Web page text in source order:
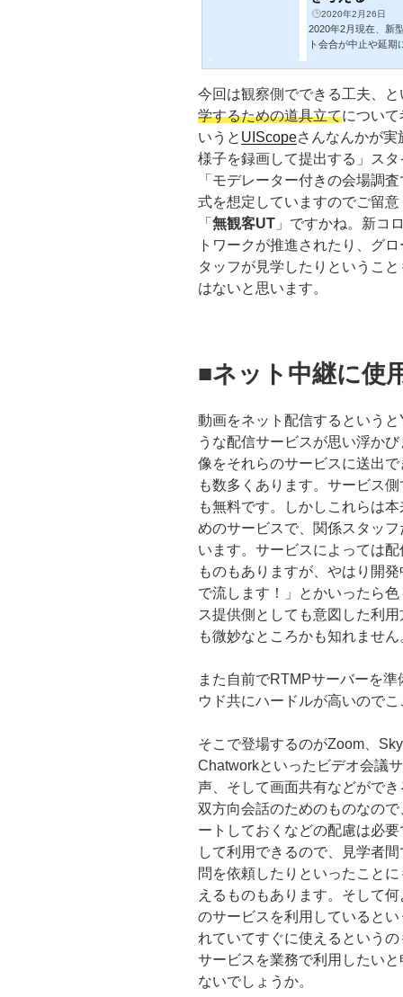
2020年2月26日
2020年2月現在、新
ト会合が中止や延
れれば良いのですが
合もあって実施に
きる対策や注意点を
エンベロープ（外
今回は観察側でできる工夫、と
学するための道具立てについ
いうと UIScopeさんなんかが
様子を録画して提出する」ス
「モデレーター付きの会場調
式を想定していますのでご留
「 無観客UT 」ですかね。新コ
トワークが推進されたり、グ
タッフが見学したりというこ
はないと思います。
■ネット中継に使
動画をネット配信するという
うな配信サービスが思い浮か
像をそれらのサービスに送出
も数多くあります。サービス
も無料です。しかしこれらは
めのサービスで、関係スタッ
います。サービスによっては
ものもありますが、やはり開
で流します！」とかいったら
ス提供側としても意図した利
も微妙なところかも知れません
また自前でRTMPサーバーを
ウド共にハードルが高いので
そこで登場するのがZoom、
Chatworkといったビデオ会議
声、そして画面共有などがで
双方向会話のためのものなの
ートしておくなどの配慮は必
して利用できるので、見学者
問を依頼したりといったこと
えるものもあります。そして
のサービスを利用していると
れていてすぐに使えるという
サービスを業務で利用したい
ないでしょうか。